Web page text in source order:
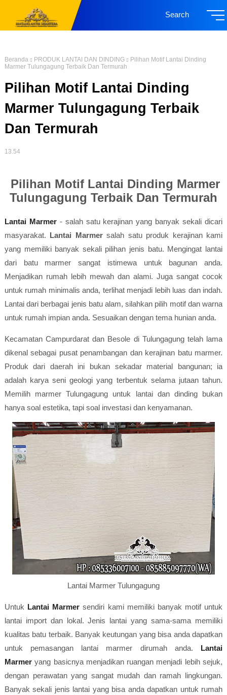
Search
Beranda PRODUK LANTAI DAN DINDING
Pilihan Motif Lantai Dinding
Marmer Tulungagung Terbaik Dan Termurah
Pilihan Motif Lantai Dinding
Marmer Tulungagung Terbaik
Dan Termurah
13.54
Pilihan Motif Lantai Dinding Marmer
Tulungagung Terbaik Dan Termurah
Lantai Marmer - salah satu kerajinan yang banyak sekali dicari
masyarakat. Lantai Marmersalah satu produk kerajinan kami
yang memiliki banyak sekali pilihan jenis batu. Mengingat lantai
dari batu marmer sangat istimewa untuk bagunan anda.
Menjadikan rumah lebih mewah dan alami. Juga sangat cocok
untuk rumah minimalis anda, terlihat menjadi lebih luas dan indah.
Lantai dari berbagai jenis batu alam, silahkan pilih motif dan warna
untuk rumah impian anda. Sesuaikan dengan tema hunian anda.
Kecamatan Campurdarat dan Besole di Tulungagung telah lama
dikenal sebagai pusat penambangan dan kerajinan batu marmer.
Produk dari daerah ini bukan sekadar material bangunan; ia
adalah karya seni geologi yang terbentuk selama jutaan tahun.
Memilih marmer Tulungagung untuk lantai dan dinding bukan
hanya soal estetika, tapi soal investasi dan kenyamanan.
Lantai Marmer Tulungagung
Untuk Lantai Marmer sendiri kami memiliki banyak motif untuk
lantai import dan lokal. Jenis lantai yang sama-sama memiliki
kualitas batu terbaik. Banyak keutungan yang bisa anda dapatkan
untuk pemasangan lantai marmer dirumah anda. Lantai
Marmeryang basicnya menjadikan ruangan menjadi lebih sejuk,
dengan perawatan yang sangat mudah dan ramah lingkungan.
Banyak sekali jenis lantai yang bisa anda dapatkan untuk rumah